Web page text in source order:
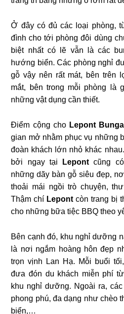
Ở đây có đủ các loại phòng,
đình cho tới phòng đôi dùng
biệt nhất có lẽ vẫn là các
hướng biển. Các phòng nghỉ
gỗ vậy nên rất mát, bên trên
mắt, bên trong mỗi phòng là
những vật dụng cần thiết.
Điểm cộng cho Lepont
gian mở nhằm phục vụ những
đoàn khách lớn nhỏ khác
bởi ngay tại
Lepont cũng
những dãy bàn gỗ siêu đẹp,
thoải mái ngồi trò chuyện,
Thậm chí Lepont còn trang bị
cho những bữa tiệc BBQ theo
Bên cạnh đó, khu nghỉ dưỡng
là nơi ngắm hoàng hôn đẹp
trọn vịnh Lan Hạ. Mỗi buổi
đưa đón du khách miễn phí
khu nghỉ dưỡng. Ngoài ra,
phong phú, đa dạng như chèo
biển,…